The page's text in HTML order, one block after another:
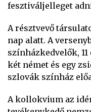
fesztiváljelleget
A résztvevő
nap alatt. A
színházkedvelők,
két német és egy
szlovák színház
A kollokvium az